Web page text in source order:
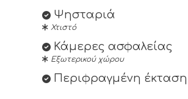
Ψησταριά
Χτιστό
Κάμερες ασφαλείας
Εξωτερικού χώρου
Περιφραγμένη έκταση